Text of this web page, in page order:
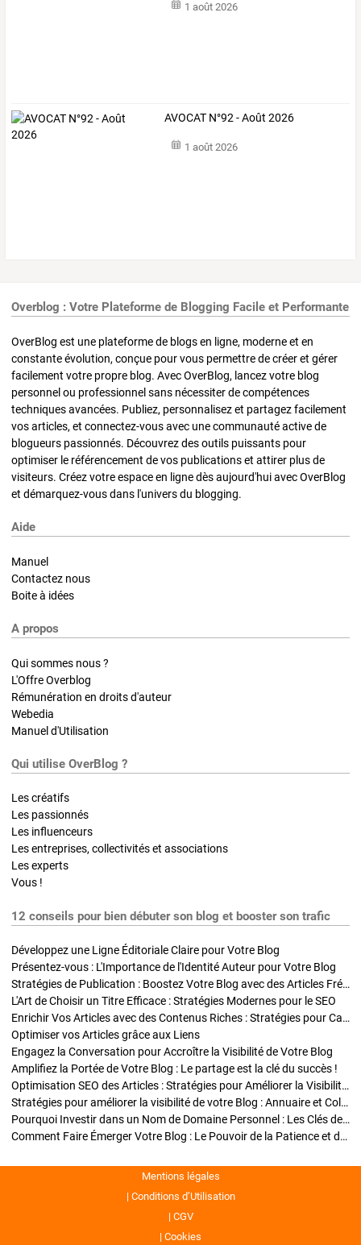
1 août 2026
AVOCAT N°92 - Août 2026
1 août 2026
Overblog : Votre Plateforme de Blogging Facile et Performante
OverBlog est une plateforme de blogs en ligne, moderne et en
constante évolution, conçue pour vous permettre de créer et gérer
facilement votre propre blog. Avec OverBlog, lancez votre blog
personnel ou professionnel sans nécessiter de compétences
techniques avancées. Publiez, personnalisez et partagez facilement
vos articles, et connectez-vous avec une communauté active de
blogueurs passionnés. Découvrez des outils puissants pour
optimiser le référencement de vos publications et attirer plus de
visiteurs. Créez votre espace en ligne dès aujourd'hui avec OverBlog
et démarquez-vous dans l'univers du blogging.
Aide
Manuel
Contactez nous
Boite à idées
A propos
Qui sommes nous ?
L'Offre Overblog
Rémunération en droits d'auteur
Webedia
Manuel d'Utilisation
Qui utilise OverBlog ?
Les créatifs
Les passionnés
Les influenceurs
Les entreprises, collectivités et associations
Les experts
Vous !
12 conseils pour bien débuter son blog et booster son trafic
Développez une Ligne Éditoriale Claire pour Votre Blog
Présentez-vous : L'Importance de l'Identité Auteur pour Votre Blog
Stratégies de Publication : Boostez Votre Blog avec des Articles Fréquents et Exclusifs
L'Art de Choisir un Titre Efficace : Stratégies Modernes pour le SEO
Enrichir Vos Articles avec des Contenus Riches : Stratégies pour Captiver et Optimiser
Optimiser vos Articles grâce aux Liens
Engagez la Conversation pour Accroître la Visibilité de Votre Blog
Amplifiez la Portée de Votre Blog : Le partage est la clé du succès !
Optimisation SEO des Articles : Stratégies pour Améliorer la Visibilité de Votre Blog
Stratégies pour améliorer la visibilité de votre Blog : Annuaire et Collaborations
Pourquoi Investir dans un Nom de Domaine Personnel : Les Clés de la Réussite de Votre Blog
Comment Faire Émerger Votre Blog : Le Pouvoir de la Patience et de la Persévérance
Mentions légales
Conditions d’Utilisation
CGV
Cookies